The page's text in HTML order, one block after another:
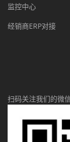
监控中心
经销商ERP对接
扫码关注我们的微